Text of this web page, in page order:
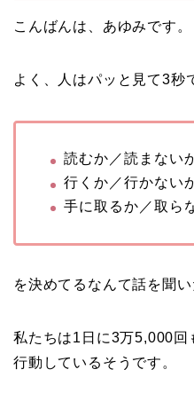
こんばんは、あゆみです。
よく、人はパッと見て3秒
読むか／読まない
行くか／行かない
手に取るか／取ら
を決めてるなんて話を聞
私たちは1日に3万5,000回
行動しているそうです。